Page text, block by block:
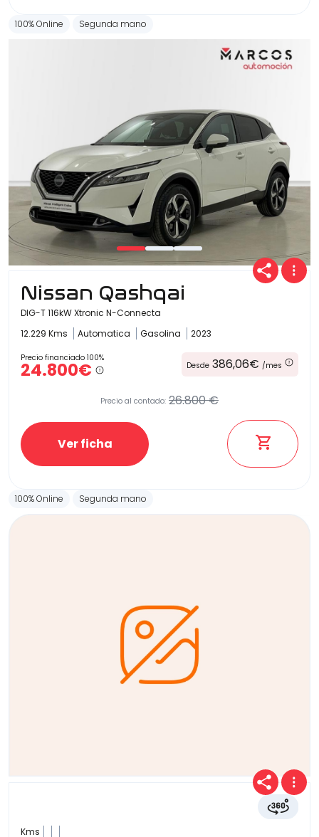
100% Online Segunda mano
Nissan Qashqai
DIG-T 116kW Xtronic N-Connecta
12.229 Kms
Automatica Gasolina 2023
Precio financiado 100%
24.800€ Desde 386,06€ /mes
Precio al contado: 26.800 €
Ver ficha
100% Online Segunda mano
Kms